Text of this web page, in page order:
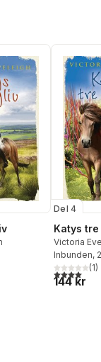
Del 4
Katys
Victoria
Inbunden,
4,0utav 5(1)
144 kr